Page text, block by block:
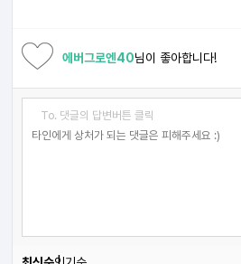
에버그로엔40님이 좋아합니다!
To. 댓글의 답변버튼 클릭